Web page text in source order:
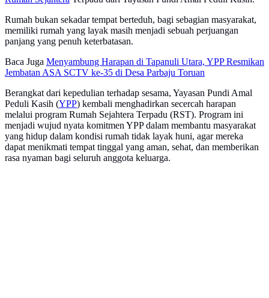
Rumah bukan sekadar tempat berteduh, bagi sebagian masyarakat,
memiliki rumah yang layak masih menjadi sebuah perjuangan
panjang yang penuh keterbatasan.
Baca Juga Menyambung Harapan di Tapanuli Utara, YPP Resmikan
Jembatan ASA SCTV ke-35 di Desa Parbaju Toruan
Berangkat dari kepedulian terhadap sesama, Yayasan Pundi Amal
Peduli Kasih (YPP) kembali menghadirkan secercah harapan
melalui program Rumah Sejahtera Terpadu (RST). Program ini
menjadi wujud nyata komitmen YPP dalam membantu masyarakat
yang hidup dalam kondisi rumah tidak layak huni, agar mereka
dapat menikmati tempat tinggal yang aman, sehat, dan memberikan
rasa nyaman bagi seluruh anggota keluarga.